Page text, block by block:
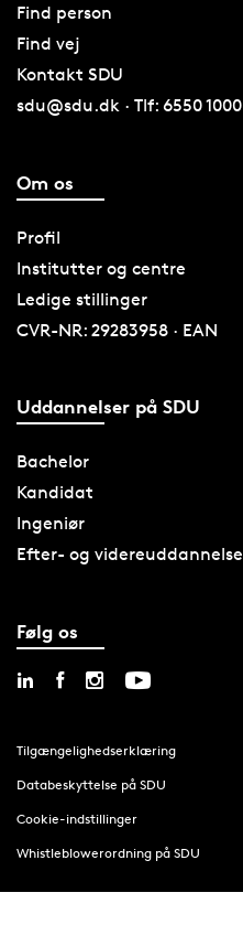
Find person
Find vej
Kontakt SDU
sdu@sdu.dk · Tlf: 6550 1000
Om os
Profil
Institutter og centre
Ledige stillinger
CVR-NR: 29283958 · EAN
Uddannelser på SDU
Bachelor
Kandidat
Ingeniør
Efter- og videreuddannelse
Følg os
Tilgængelighedserklæring
Databeskyttelse på SDU
Cookie-indstillinger
Whistleblowerordning på SDU